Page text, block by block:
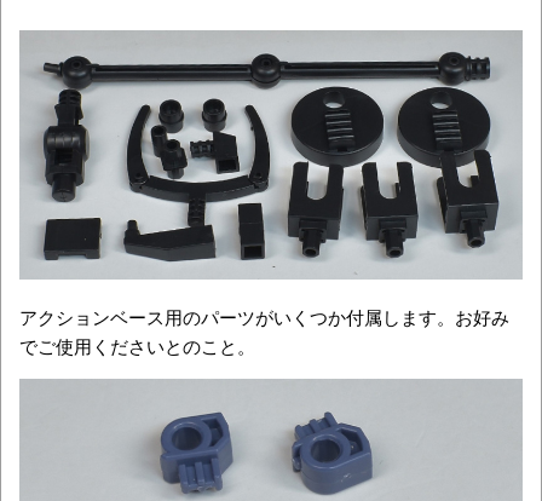
アクションベース用のパーツがいくつか付属します。お好み
でご使用くださいとのこと。